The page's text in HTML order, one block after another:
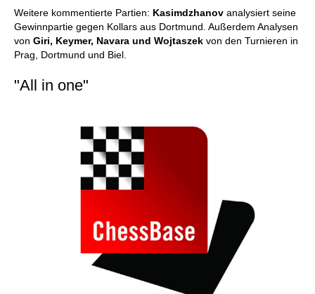
Weitere kommentierte Partien: Kasimdzhanov analysiert seine
Gewinnpartie gegen Kollars aus Dortmund. Außerdem Analysen
von Giri, Keymer, Navara und Wojtaszek von den Turnieren in
Prag, Dortmund und Biel.
"All in one"